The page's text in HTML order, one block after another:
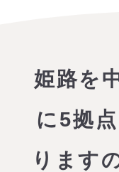
姫路を
に5拠
ります